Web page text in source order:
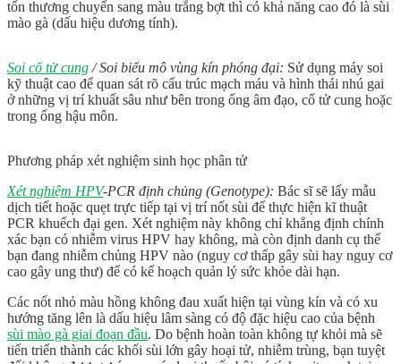
tổn thương chuyển sang màu trắng bợt thì có khả năng cao đó là sùi
mào gà (dấu hiệu dương tính).
Soi cổ tử cung / Soi biểu mô vùng kín phóng đại: Sử dụng máy soi
kỹ thuật cao để quan sát rõ cấu trúc mạch máu và hình thái nhú gai
ở những vị trí khuất sâu như bên trong ống âm đạo, cổ tử cung hoặc
trong ống hậu môn.
Phương pháp xét nghiệm sinh học phân tử
Xét nghiệm HPV-PCR định chủng (Genotype): Bác sĩ sẽ lấy mẫu
dịch tiết hoặc quẹt trực tiếp tại vị trí nốt sùi để thực hiện kĩ thuật
PCR khuếch đại gen. Xét nghiệm này không chỉ khẳng định chính
xác bạn có nhiễm virus HPV hay không, mà còn định danh cụ thể
bạn đang nhiễm chủng HPV nào (nguy cơ thấp gây sùi hay nguy cơ
cao gây ung thư) để có kế hoạch quản lý sức khỏe dài hạn.
Các nốt nhỏ màu hồng không đau xuất hiện tại vùng kín và có xu
hướng tăng lên là dấu hiệu lâm sàng có độ đặc hiệu cao của bệnh
sùi mào gà giai đoạn đầu. Do bệnh hoàn toàn không tự khỏi mà sẽ
tiến triển thành các khối sùi lớn gây hoại tử, nhiễm trùng, bạn tuyệt